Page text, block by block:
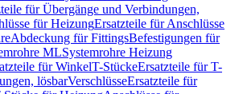
für Übergänge und Verbindungen,
für HeizungErsatzteile für Anschlüsse
Abdeckung für FittingsBefestigungen für
MLSystemrohre Heizung
für WinkelT-StückeErsatzteile für T-
lösbarVerschlüsseErsatzteile für